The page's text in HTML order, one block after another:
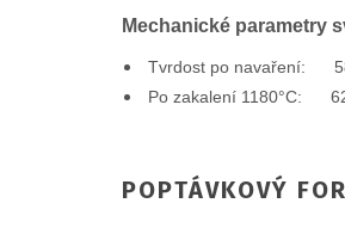
Mechanické parametry
Tvrdost po navaření:
Po zakalení 1180°C:
POPTÁVKOVÝ